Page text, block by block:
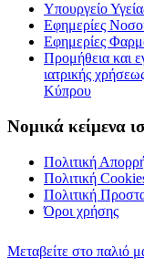
Υπουργείο
Εφημερίες
Εφημερίες
Προμήθεια και
ιατρικής
Κύπρου
Νομικά κείμενα
Πολιτική
Πολιτική
Πολιτική
Όροι χρήσης
Μεταβείτε στο παλιό